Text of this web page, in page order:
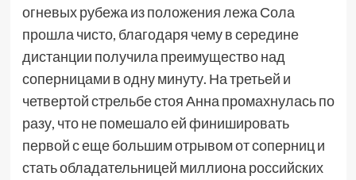
огневых рубежа из положения лежа Сола
прошла чисто, благодаря чему в середине
дистанции получила преимущество над
соперницами в одну минуту. На третьей и
четвертой стрельбе стоя Анна промахнулась по
разу, что не помешало ей финишировать
первой с еще большим отрывом от соперниц и
стать обладательницей миллиона российских